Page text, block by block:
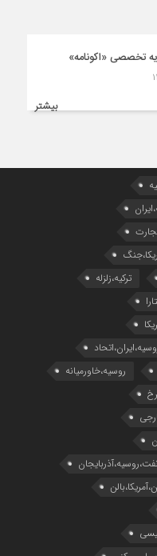
تخصصی «اکونامه»
بیشتر
ترکیه،زلزله
روسیه،خاورمیانه
نفت،روسیه،آذربایجان